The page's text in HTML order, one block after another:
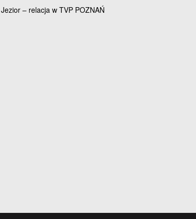
– relacja w TVP POZNAŃ